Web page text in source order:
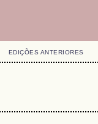
EDIÇÕES ANTERIORES